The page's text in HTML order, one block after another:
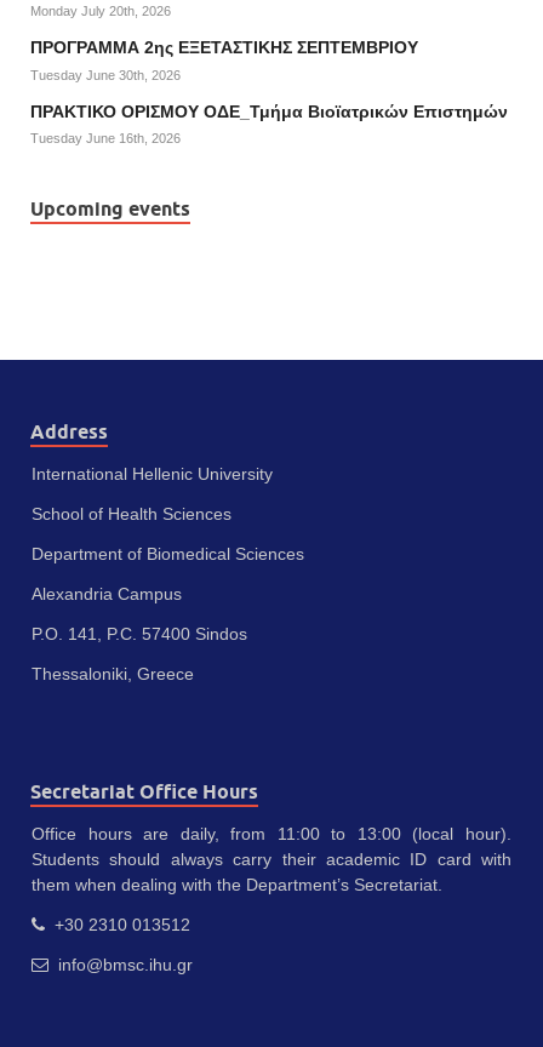
Monday July 20th, 2026
ΠΡΟΓΡΑΜΜΑ 2ης ΕΞΕΤΑΣΤΙΚΗΣ ΣΕΠΤΕΜΒΡΙΟΥ
Tuesday June 30th, 2026
ΠΡΑΚΤΙΚΟ ΟΡΙΣΜΟΥ ΟΔΕ_Τμήμα Βιοϊατρικών Επιστημών
Tuesday June 16th, 2026
Upcoming events
Address
International Hellenic University
School of Health Sciences
Department of Biomedical Sciences
Alexandria Campus
P.O. 141, P.C. 57400 Sindos
Thessaloniki, Greece
Secretariat Office Hours
Office hours are daily, from 11:00 to 13:00 (local hour).
Students should always carry their academic ID card with
them when dealing with the Department’s Secretariat.
+30 2310 013512
info@bmsc.ihu.gr